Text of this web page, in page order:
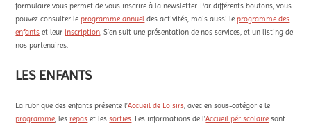
formulaire vous permet de vous inscrire à la newsletter. Par différents boutons, vous
pouvez consulter le programme annuel des activités, mais aussi le programme des
enfants et leur inscription. S’en suit une présentation de nos services, et un listing de
nos partenaires.
LES ENFANTS
La rubrique des enfants présente l’Accueil de Loisirs, avec en sous-catégorie le
programme, les repas et lessorties. Les informations de l’Accueil périscolaire sont